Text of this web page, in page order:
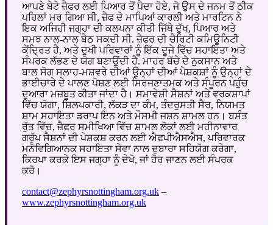
ਆਪਣੇ ਬੇਟੇ ਜ਼ੈਫਰ ਲਈ ਪਿਆਰ ਤੋਂ ਪੈਦਾ ਹੋਏ, ਜੋ ਉਸ ਦੇ ਜਨਮ ਤੋਂ ਠੀਕ
ਪਹਿਲਾਂ ਮਰ ਗਿਆ ਸੀ, ਜ਼ੈਫ ਦੇ ਮਾਪਿਆਂ ਕਾਰਲੀ ਅਤੇ ਮਾਰਟਿਨ ਨੇ
ਇਕ ਅਜਿਹੀ ਜਗ੍ਹਾ ਦੀ ਕਲਪਨਾ ਕੀਤੀ ਜਿੱਥੇ ਦੁੱਖ, ਪਿਆਰ ਅਤੇ
ਸਮਝ ਨਾਲ-ਨਾਲ ਬੈਠ ਸਕਦੀ ਸੀ. ਜ਼ੈਫਰ ਦੀ ਚੈਰਿਟੀ ਕਮਿਊਨਿਟੀ
ਕੇਂਦ੍ਰਿਤ ਹੈ, ਅਤੇ ਦੁਖੀ ਪਰਿਵਾਰਾਂ ਨੂੰ ਇੱਕ ਦੂਜੇ ਵਿੱਚ ਸਹਾਇਤਾ ਅਤੇ
ਸੰਪਰਕ ਲੱਭਣ ਦੇ ਯੋਗ ਬਣਾਉਂਦੀ ਹੈ. ਮਾਹਰ ਬੱਚੇ ਦੇ ਨੁਕਸਾਨ ਅਤੇ
ਬਾਲ ਸੋਗ ਸਲਾਹ-ਮਸ਼ਵਰੇ ਦੀਆਂ ਉਨ੍ਹਾਂ ਦੀਆਂ ਪੇਸ਼ਕਸ਼ਾਂ ਨੂੰ ਉਨ੍ਹਾਂ ਦੇ
ਭਾਈਚਾਰੇ ਦੇ ਪਾਲਣ ਪੋਸ਼ਣ ਲਈ ਸਿਰਜਣਾਤਮਕ ਅਤੇ ਸੰਪੂਰਨ ਪਹੁੰਚ
ਦੁਆਰਾ ਮਜ਼ਬੂਤ ਕੀਤਾ ਜਾਂਦਾ ਹੈ। ਸਮਾਵੇਸ਼ੀ ਸੈਸ਼ਨਾਂ ਅਤੇ ਵਰਕਸ਼ਾਪਾਂ
ਵਿੱਚ ਯੋਗਾ, ਸ਼ਿਲਪਕਾਰੀ, ਲੱਕੜ ਦਾ ਕੰਮ, ਤੰਦਰੁਸਤੀ ਸੈਰ, ਨਿਯਮਤ
ਸ਼ਾਮ ਸਹਾਇਤਾ ਡਰਾਪ ਇਨ ਅਤੇ ਮੌਸਮੀ ਜਸ਼ਨ ਸ਼ਾਮਲ ਹਨ। ਬਸੰਤ
ਰੁੱਤ ਵਿੱਚ, ਜ਼ੈਫਰ ਸਮੀਖਿਆ ਵਿੱਚ ਸ਼ਾਮਲ ਲੋਕਾਂ ਲਈ ਮਹੀਨਾਵਾਰ
ਗਰੁੱਪ ਸੈਸ਼ਨਾਂ ਦੀ ਪੇਸ਼ਕਸ਼ ਕਰਨ ਲਈ ਐਫਪੀਐਸਐਸ, ਪਰਿਵਾਰਕ
ਮਨੋਵਿਗਿਆਨਕ ਸਹਾਇਤਾ ਸੇਵਾ ਨਾਲ ਦੁਬਾਰਾ ਸਹਿਯੋਗ ਕਰੇਗਾ,
ਕਿਰਪਾ ਕਰਕੇ ਇਸ ਜਗ੍ਹਾ ਨੂੰ ਦੇਖੋ, ਜਾਂ ਹੋਰ ਜਾਣਨ ਲਈ ਸੰਪਰਕ
ਕਰੋ।
contact@zephyrsnottingham.org.uk –
www.zephyrsnottingham.org.uk